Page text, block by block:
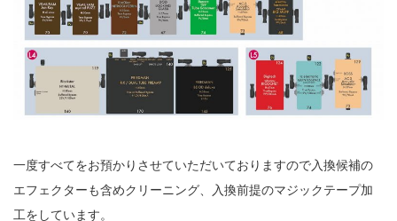
一度すべてをお預かりさせていただいておりますので入換候補の
エフェクターも含めクリーニング、入換前提のマジックテープ加
工をしています。